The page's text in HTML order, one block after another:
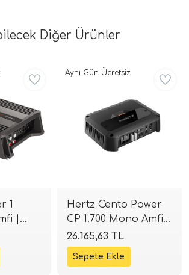
Diğer Ürünler
1
|
Ohm
|
Hertz Cento Power
CP 1.700 Mono Amfi |
700W RMS Class-D |
SPLHIFI
26.165,63 TL
Aynı Gün Ücretsiz